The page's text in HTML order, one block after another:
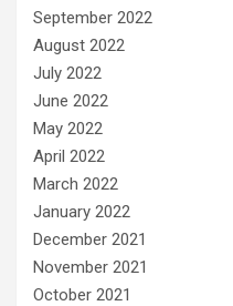
September 2022
August 2022
July 2022
June 2022
May 2022
April 2022
March 2022
January 2022
December 2021
November 2021
October 2021